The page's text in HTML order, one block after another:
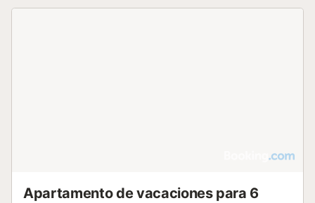
Apartamento de vacaciones para 6